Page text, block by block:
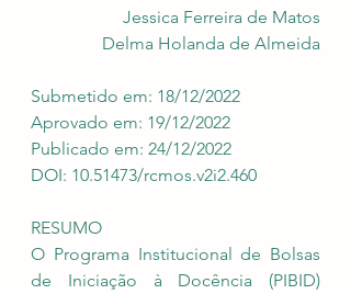
Jessica Ferreira de Matos
Delma Holanda de Almeida
Submetido em: 18/12/2022
Aprovado em: 19/12/2022
Publicado em: 24/12/2022
DOI: 10.51473/rcmos.v2i2.460
RESUMO
O Programa Institucional de Bolsas
de Iniciação à Docência (PIBID)